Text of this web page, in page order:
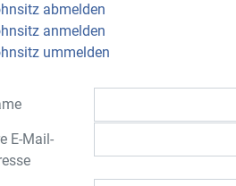
abmelden
anmelden
ummelden